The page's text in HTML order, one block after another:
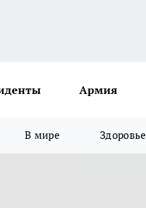
Армия
В мире Здоровье